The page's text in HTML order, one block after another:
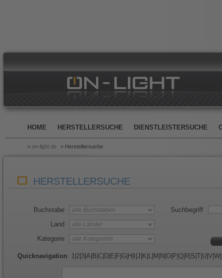
HOME HERSTELLERSUCHE DIENSTLEISTERSUCHE
> on-light.de > Herstellersuche
HERSTELLERSUCHE
Buchstabe
Land
Kategorie
Suchbegriff
Quicknavigation 1 2 3 A B C D E F G H J K L M N O P Q R S T U V W